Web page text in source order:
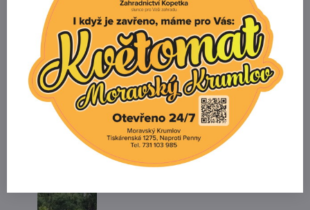
Prodejna
+420 607 042 662
Email
info@zahradnictvikopetka.cz
Zahradnictví Vedrovice